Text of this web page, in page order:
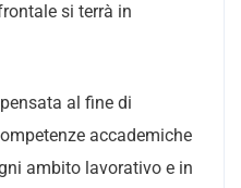
si terrà in
al fine di
accademiche
ambito lavorativo e in